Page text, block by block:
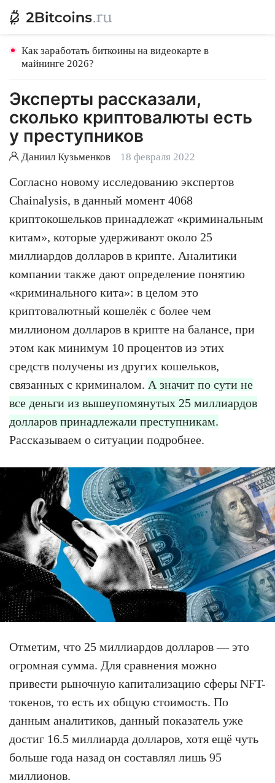
Как заработать биткоины на видеокарте в
майнинге 2026?
Эксперты рассказали,
сколько криптовалюты есть
у преступников
Даниил Кузьменков 18 февраля 2022
Согласно новому исследованию экспертов
Chainalysis, в данный момент 4068
криптокошельков принадлежат «криминальным
китам», которые удерживают около 25
миллиардов долларов в крипте. Аналитики
компании также дают определение понятию
«криминального кита»: в целом это
криптовалютный кошелёк с более чем
миллионом долларов в крипте на балансе, при
этом как минимум 10 процентов из этих
средств получены из других кошельков,
связанных с криминалом. А значит по сути не
все деньги из вышеупомянутых 25 миллиардов
долларов принадлежали преступникам.
Рассказываем о ситуации подробнее.
Отметим, что 25 миллиардов долларов — это
огромная сумма. Для сравнения можно
привести рыночную капитализацию сферы NFT-
токенов, то есть их общую стоимость. По
данным аналитиков, данный показатель уже
достиг 16.5 миллиарда долларов, хотя ещё чуть
больше года назад он составлял лишь 95
миллионов.